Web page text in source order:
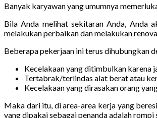
Banyak karyawan yang umumnya
Bila Anda melihat sekitaran Anda, Anda
melakukan perbaikan dan melakukan
Beberapa pekerjaan ini terus dihubungkan
Kecelakaan yang ditimbulkan karena
Tertabrak/terlindas alat berat atau
Kecelakaan yang dirasakan orang
Maka dari itu, di area-area kerja yang
yang dipakai sebagai penanda adalah